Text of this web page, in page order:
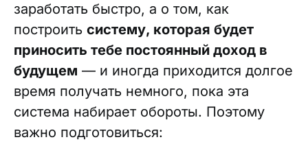
заработать быстро, а о том, как
построить систему, которая будет
приносить тебе постоянный доход в
будущем — и иногда приходится долгое
время получать немного, пока эта
система набирает обороты. Поэтому
важно подготовиться: